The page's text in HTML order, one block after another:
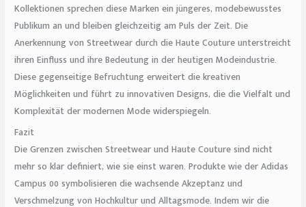
Kollektionen sprechen diese Marken ein jüngeres, modebewusstes
Publikum an und bleiben gleichzeitig am Puls der Zeit. Die
Anerkennung von Streetwear durch die Haute Couture unterstreicht
ihren Einfluss und ihre Bedeutung in der heutigen Modeindustrie.
Diese gegenseitige Befruchtung erweitert die kreativen
Möglichkeiten und führt zu innovativen Designs, die die Vielfalt und
Komplexität der modernen Mode widerspiegeln.
Fazit
Die Grenzen zwischen Streetwear und Haute Couture sind nicht
mehr so klar definiert, wie sie einst waren. Produkte wie der Adidas
Campus 00 symbolisieren die wachsende Akzeptanz und
Verschmelzung von Hochkultur und Alltagsmode. Indem wir die